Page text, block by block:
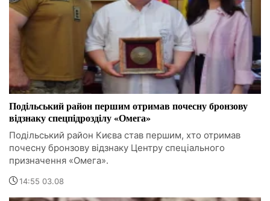
Подільський район першим отримав почесну бронзову
відзнаку спецпідрозділу «Омега»
Подільський район Києва став першим, хто отримав
почесну бронзову відзнаку Центру спеціального
призначення «Омега».
14:55 03.08